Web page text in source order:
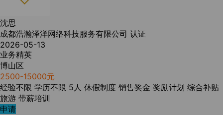
沈思
成都浩瀚泽洋网络科技服务有限公司 认证
2026-05-13
业务精英
博山区
2500-15000元
经验不限 学历不限 5人 休假制度 销售奖金 奖励计划 综合补贴
旅游 带薪培训
申请